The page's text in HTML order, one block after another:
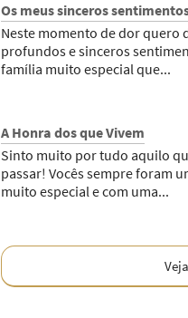
Os meus sinceros
Neste momento de dor quero
profundos e sinceros
família muito especial que...
A Honra dos que Vivem
Sinto muito por tudo aquilo
passar! Vocês sempre foram
muito especial e com uma...